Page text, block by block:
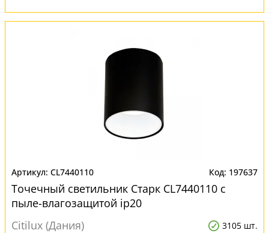
CL7440110 197637
Точечный светильник Старк CL7440110 с
пыле-влагозащитой ip20
Citilux (Дания)
3105 шт.